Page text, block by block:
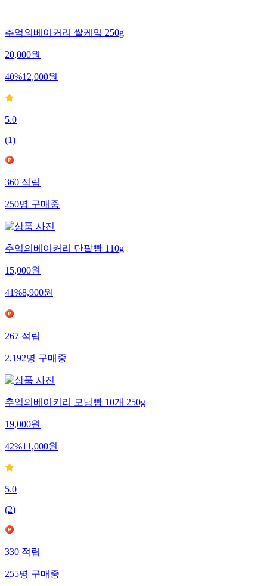
추억의베이커리 쌀케잌 250g
20,000원
40%12,000원
5.0
(1)
360적립
250명구매중
추억의베이커리 단팥빵 110g
15,000원
41%8,900원
267적립
2,192명구매중
추억의베이커리 모닝빵 10개 250g
19,000원
42%11,000원
5.0
(2)
330적립
255명구매중